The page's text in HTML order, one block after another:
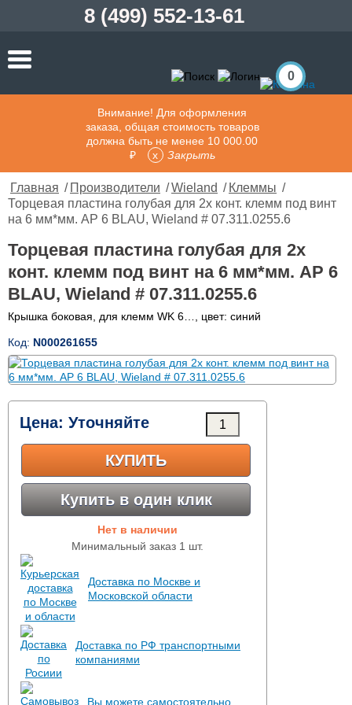
8 (499) 552-13-61
0
Внимание! Для оформления
заказа, общая стоимость товаров
должна быть не менее 10 000.00
₽
Закрыть
Главная / Производители /Wieland / Клеммы /
Торцевая пластина голубая для 2х конт. клемм под винт
на 6 мм*мм. AP 6 BLAU, Wieland # 07.311.0255.6
Торцевая пластина голубая для 2х
конт. клемм под винт на 6 мм*мм. AP 6
BLAU, Wieland # 07.311.0255.6
Крышка боковая, для клемм WK 6…, цвет: синий
Код: N000261655
Цена: Уточняйте
КУПИТЬ
Купить в один клик
Нет в наличии
Минимальный заказ 1 шт.
Доставка по Москве и
Московской области
Доставка по РФ транспортными
компаниями
Вы можете самостоятельно